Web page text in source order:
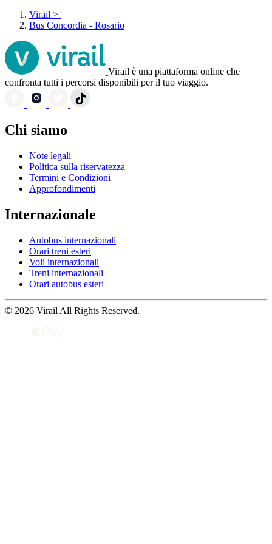
Virail >
Bus Concordia - Rosario
Virail è una piattaforma online che
confronta tutti i percorsi disponibili per il tuo viaggio.
Chi siamo
Note legali
Politica sulla riservatezza
Termini e Condizioni
Approfondimenti
Internazionale
Autobus internazionali
Orari treni esteri
Voli internazionali
Treni internazionali
Orari autobus esteri
© 2026 Virail All Rights Reserved.